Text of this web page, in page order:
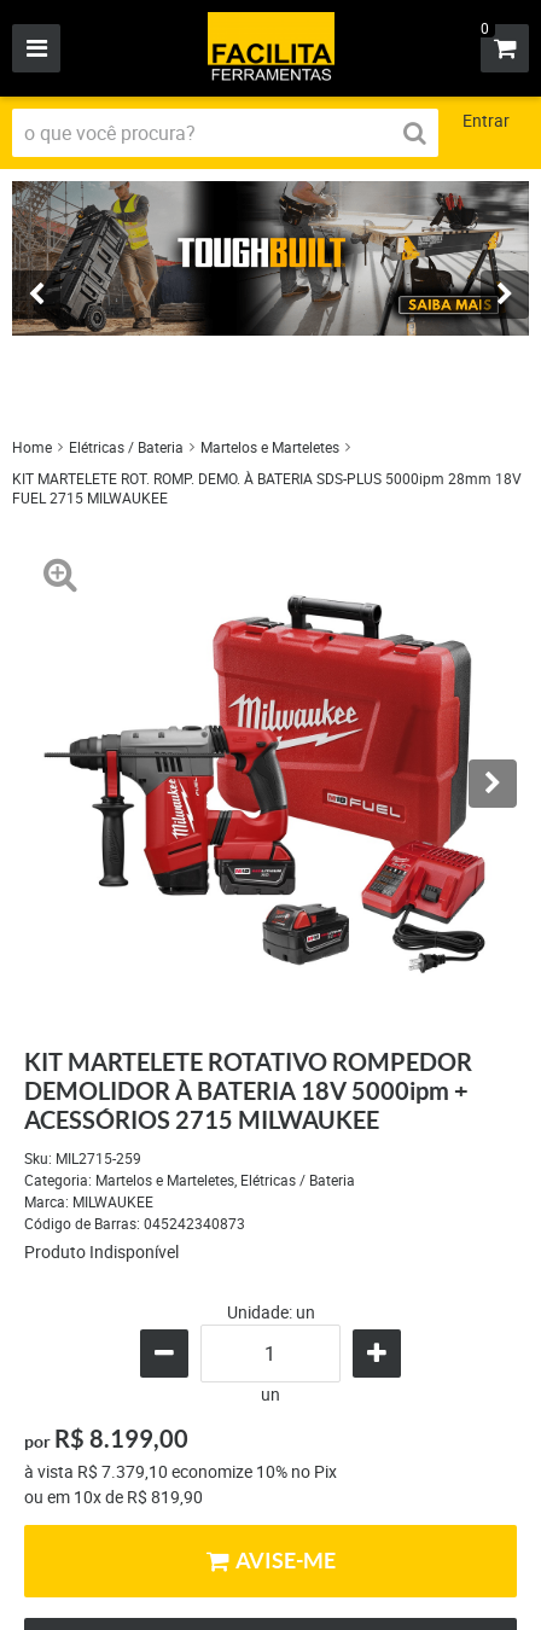
0
Entrar
Home Elétricas / Bateria
Martelos e Marteletes
KIT MARTELETE ROT. ROMP. DEMO. À BATERIA SDS-PLUS 5000ipm 28mm 18V
FUEL 2715 MILWAUKEE
KIT MARTELETE ROTATIVO ROMPEDOR
DEMOLIDOR À BATERIA 18V 5000ipm +
ACESSÓRIOS 2715 MILWAUKEE
Sku: MIL2715-259
Categoria: Martelos e Marteletes, Elétricas / Bateria
Marca: MILWAUKEE
Código de Barras: 045242340873
Produto Indisponível
Unidade: un
un
por R$ 8.199,00
à vista R$ 7.379,10 economize 10% no Pix
ou em 10xde R$ 819,90
AVISE-ME